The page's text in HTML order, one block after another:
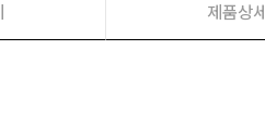
제품상세